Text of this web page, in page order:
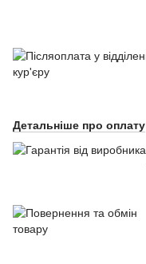
Детальніше про оплату